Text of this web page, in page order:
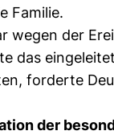
Familie.
der
das
forderte
der